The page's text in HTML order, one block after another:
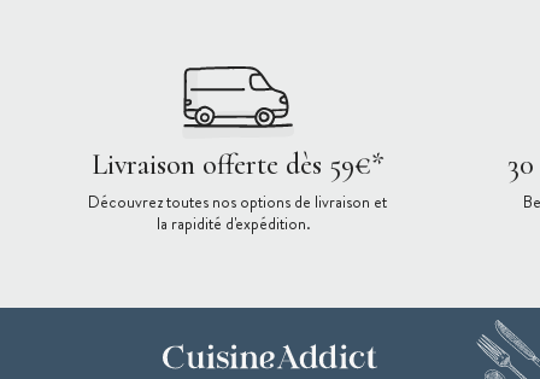
Livraison offerte dès 59€*
Découvrez toutes nos options de livraison et
la rapidité d'expédition.